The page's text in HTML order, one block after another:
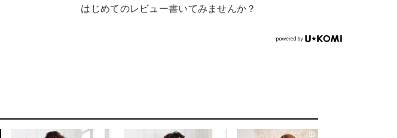
はじめてのレビュー書いてみませんか？